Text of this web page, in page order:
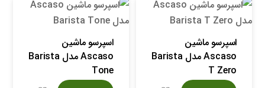
اسپرسو ماشین
Ascaso مدل Barista
T Zero
اسپرسو ماشین
Ascaso مدل Barista
Tone